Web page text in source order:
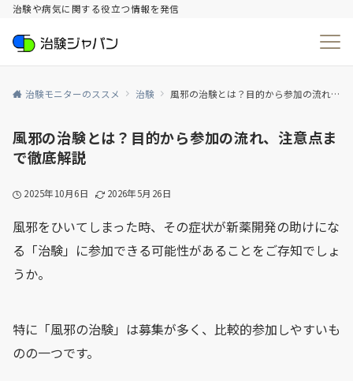
治験や病気に関する役立つ情報を発信
治験モニターのススメ 治験 風邪の治験とは？目的から参加の流れ、注意点まで徹底解説
風邪の治験とは？目的から参加の流れ、注意点ま
で徹底解説
2025年10月6日 2026年5月26日
風邪をひいてしまった時、その症状が新薬開発の助けにな
る「治験」に参加できる可能性があることをご存知でしょ
うか。
特に「風邪の治験」は募集が多く、比較的参加しやすいも
のの一つです。